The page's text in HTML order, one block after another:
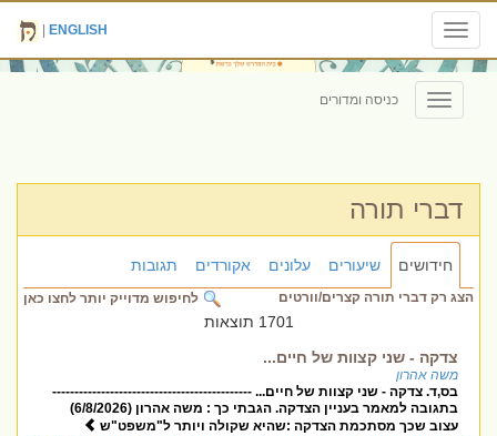
Toggle
navigation
ENGLISH
Toggle
navigation
כניסה ומדורים
דברי תורה
חידושים שיעורים עלונים אקורדים תגובות
לחיפוש מדוייק יותר לחצו כאן הצג רק דברי תורה קצרים/וורטים
1701 תוצאות
צדקה - שני קצוות של חיים...
משה אהרון
בס,ד. צדקה - שני קצוות של חיים... ---------------------------------------------
בתגובה למאמר בעניין הצדקה. הגבתי כך : משה אהרון (6/8/2026)
עצוב שכך מסתכמת הצדקה :שהיא שקולה ויותר ל"משפט"ש